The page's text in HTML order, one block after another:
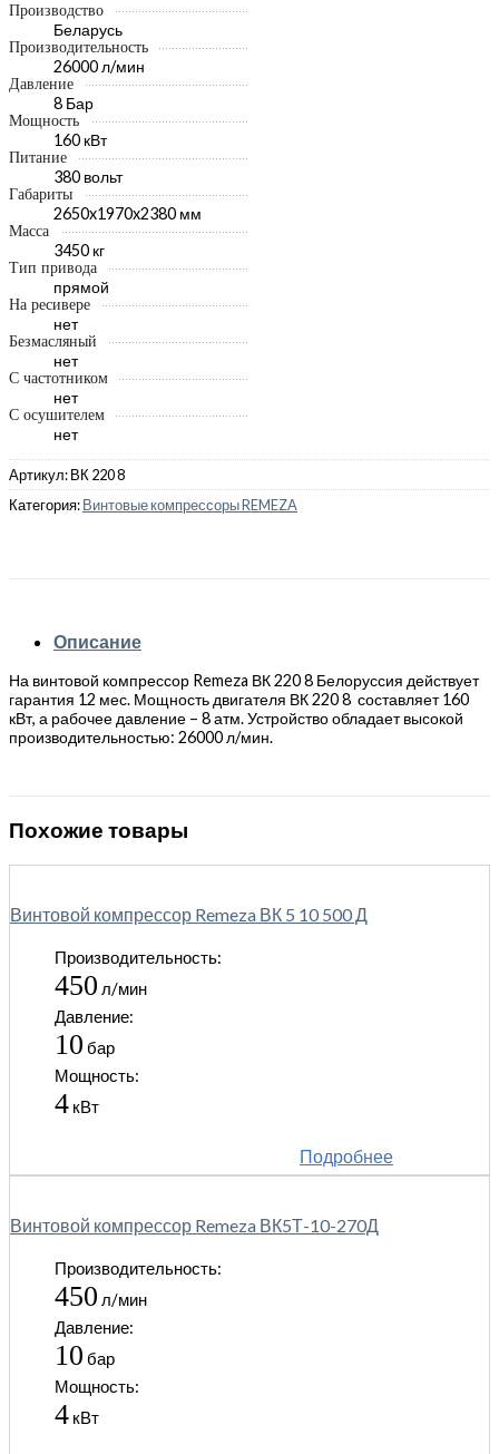
Производство
Беларусь
Производительность
26000 л/мин
Давление
8 Бар
Мощность
160 кВт
Питание
380 вольт
Габариты
2650x1970x2380 мм
Масса
3450 кг
Тип привода
прямой
На ресивере
нет
Безмасляный
нет
С частотником
нет
С осушителем
нет
Артикул:ВК 220 8
Категория:Винтовые компрессоры REMEZA
Описание
На винтовой компрессор Remeza ВК 220 8 Белоруссия действует
гарантия 12 мес. Мощность двигателя ВК 220 8 составляет 160
кВт, а рабочее давление – 8 атм. Устройство обладает высокой
производительностью: 26000 л/мин.
Похожие товары
Винтовой компрессор Remeza ВК 5 10 500 Д
Производительность:
450 л/мин
Давление:
10 бар
Мощность:
4 кВт
Подробнее
Винтовой компрессор Remeza ВК5Т-10-270Д
Производительность:
450 л/мин
Давление:
10 бар
Мощность:
4 кВт